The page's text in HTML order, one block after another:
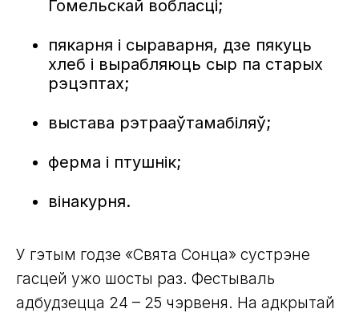
Гомельскай вобласці;
пякарня і сыраварня, дзе пякуць
хлеб і вырабляюць сыр па старых
рэцэптах;
выстава рэтрааўтамабіляў;
ферма і птушнік;
вінакурня.
У гэтым годзе «Свята Сонца» сустрэне
гасцей ужо шосты раз. Фестываль
адбудзецца 24 – 25 чэрвеня. На адкрытай